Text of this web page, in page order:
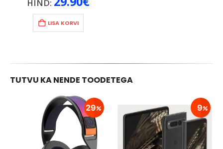
HIND:
LISA KORVI
TUTVU KA NENDE TOODETEGA
29 9